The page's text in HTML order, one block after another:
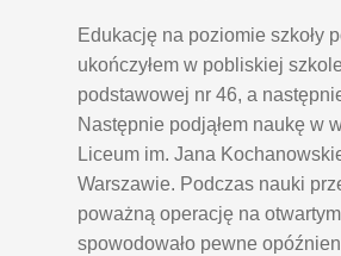
Edukację na poziomie szkoły
ukończyłem w pobliskiej szkole
podstawowej nr 46, a
Następnie podjąłem naukę w
Liceum im. Jana
Warszawie. Podczas nauki
poważną operację na
spowodowało pewne